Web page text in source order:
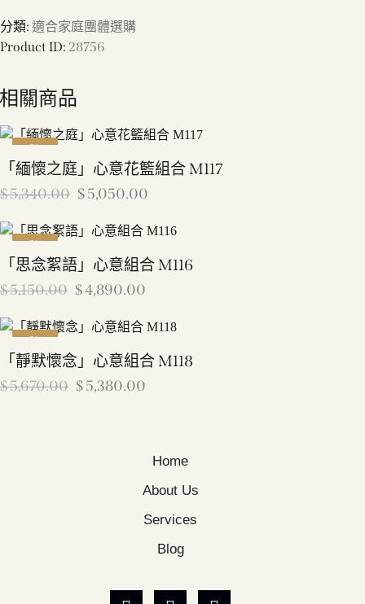
分類: 適合家庭團體選購
Product ID: 28756
相關商品
-5%
「緬懷之庭」心意花籃組合 M117
$5,340.00 $5,050.00
-5%
「思念絮語」心意組合 M116
$5,150.00 $4,890.00
-5%
「靜默懷念」心意組合 M118
$5,670.00 $5,380.00
Home
About Us
Services
Blog